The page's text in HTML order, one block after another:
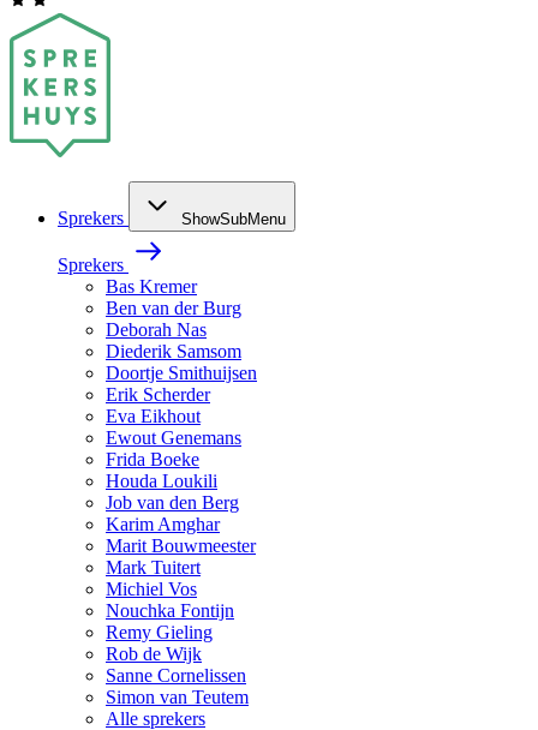
Sprekers ShowSubMenu
Sprekers
Bas Kremer
Ben van der Burg
Deborah Nas
Diederik Samsom
Doortje Smithuijsen
Erik Scherder
Eva Eikhout
Ewout Genemans
Frida Boeke
Houda Loukili
Job van den Berg
Karim Amghar
Marit Bouwmeester
Mark Tuitert
Michiel Vos
Nouchka Fontijn
Remy Gieling
Rob de Wijk
Sanne Cornelissen
Simon van Teutem
Alle sprekers